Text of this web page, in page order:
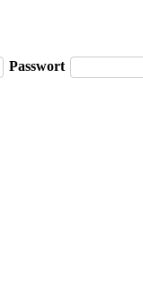
Passwort